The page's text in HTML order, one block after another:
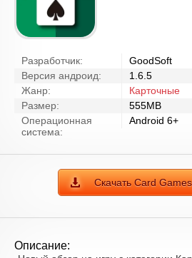
Разработчик:
GoodSoft
Версия андроид:
1.6.5
Жанр:
Карточные
Размер:
555MB
Операционная
система:
Android 6+
Скачать Card
Описание: